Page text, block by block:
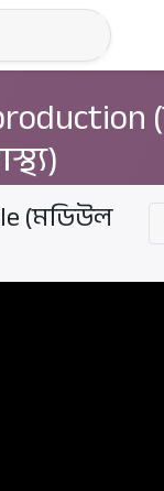
(মডিউল